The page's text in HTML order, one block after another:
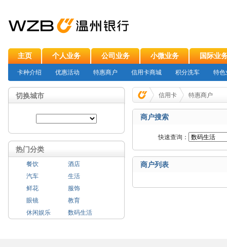
主页 个人业务 公司业务 小微业务 国际业
卡种介绍 优惠活动 特惠商户 信用卡商城 积分洗车 特色
切换城市
热门分类
餐饮
酒店
汽车
生活
鲜花
服饰
眼镜
教育
休闲娱乐
数码生活
信用卡 特惠商户
商户搜索
快速查询：
商户列表